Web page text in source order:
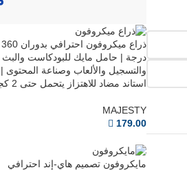
ذراع ميكروفون احترافي بدوران 360
درجة | حامل مايك للبودكاست والبث
والتسجيل والألعاب وصناعة المحتوى |
استاند مضاد للاهتزاز يتحمل حتى 2 كجم
MAJESTY
179.00
مايكروفون تصميم هاي-إند احترافي